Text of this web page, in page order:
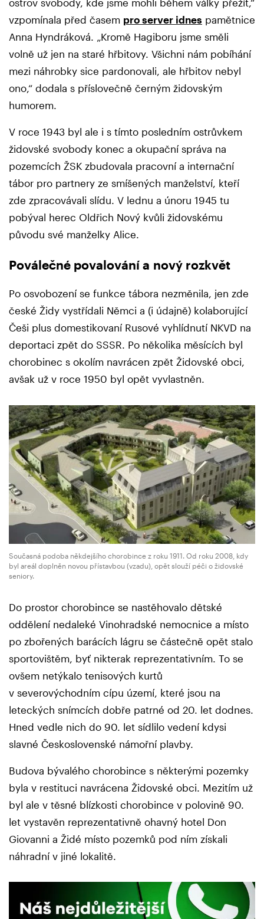
ostrov svobody, kde jsme mohli během války přežít,“
vzpomínala před časem pro server idnes pamětnice
Anna Hyndráková. „Kromě Hagiboru jsme směli
volně už jen na staré hřbitovy. Všichni nám pobíhání
mezi náhrobky sice pardonovali, ale hřbitov nebyl
ono,“ dodala s příslovečně černým židovským
humorem.
V roce 1943 byl ale i s tímto posledním ostrůvkem
židovské svobody konec a okupační správa na
pozemcích ŽSK zbudovala pracovní a internační
tábor pro partnery ze smíšených manželství, kteří
zde zpracovávali slídu. V lednu a únoru 1945 tu
pobýval herec Oldřich Nový kvůli židovskému
původu své manželky Alice.
Poválečné povalování a nový rozkvět
Po osvobození se funkce tábora nezměnila, jen zde
české Židy vystřídali Němci a (i údajně) kolaborující
Češi plus domestikovaní Rusové vyhlídnutí NKVD na
deportaci zpět do SSSR. Po několika měsících byl
chorobinec s okolím navrácen zpět Židovské obci,
avšak už v roce 1950 byl opět vyvlastněn.
Současná podoba někdejšího chorobince z roku 1911. Od roku 2008, kdy
byl areál doplněn novou přístavbou (vzadu), opět slouží péči o židovské
seniory.
Do prostor chorobince se nastěhovalo dětské
oddělení nedaleké Vinohradské nemocnice a místo
po zbořených barácích lágru se částečně opět stalo
sportovištěm, byť nikterak reprezentativním. To se
ovšem netýkalo tenisových kurtů
v severovýchodním cípu území, které jsou na
leteckých snímcích dobře patrné od 20. let dodnes.
Hned vedle nich do 90. let sídlilo vedení kdysi
slavné Československé námořní plavby.
Budova bývalého chorobince s některými pozemky
byla v restituci navrácena Židovské obci. Mezitím už
byl ale v těsné blízkosti chorobince v polovině 90.
let vystavěn reprezentativně ohavný hotel Don
Giovanni a Židé místo pozemků pod ním získali
náhradní v jiné lokalitě.